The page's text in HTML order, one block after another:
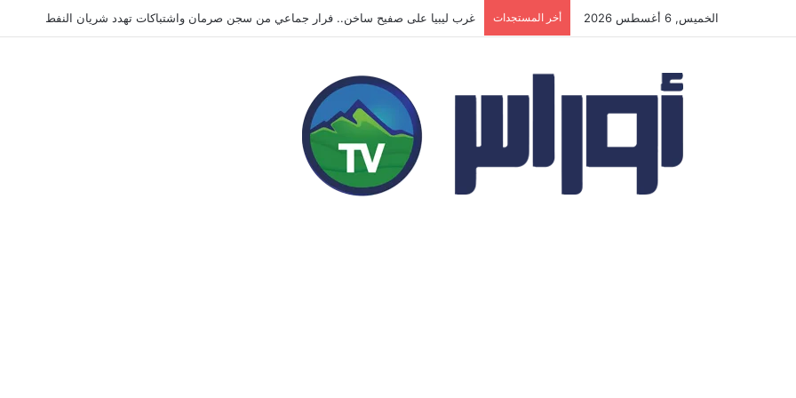
الخميس, 6 أغسطس 2026 أخر المستجدات ترمب أمام مفترق إيران.. التصعيد أم الانسحاب؟ حرب قد ترسم إرثه السياسي